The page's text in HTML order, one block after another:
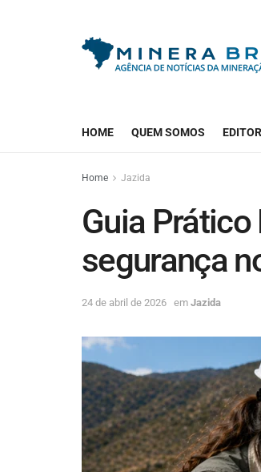
HOME QUEM SOMOS
Home Jazida
Guia
segurança
24 de abril de 2026 em Jazida